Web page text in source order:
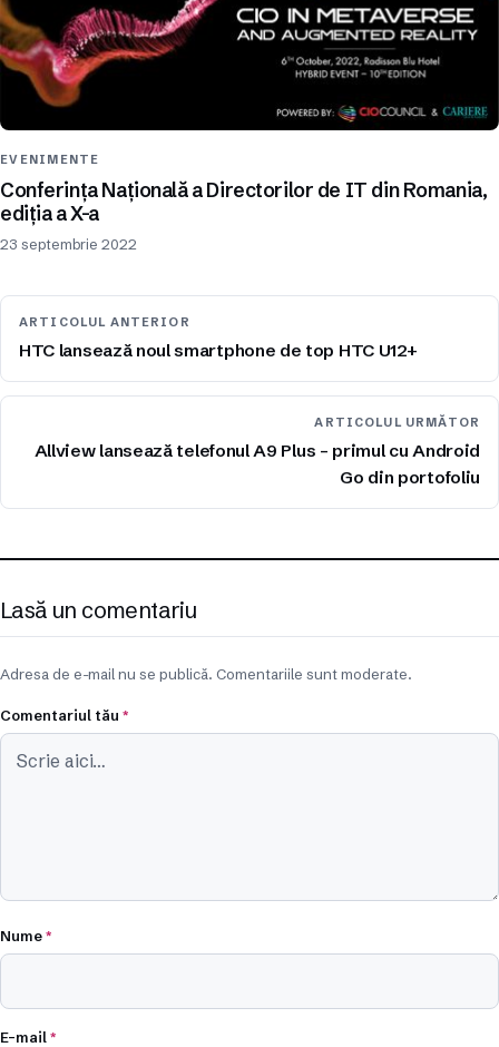
EVENIMENTE
Conferința Națională a Directorilor de IT din Romania,
ediția a X-a
23 septembrie 2022
ARTICOLUL ANTERIOR
HTC lansează noul smartphone de top HTC U12+
ARTICOLUL URMĂTOR
Allview lansează telefonul A9 Plus – primul cu Android
Go din portofoliu
Lasă un comentariu
Adresa de e-mail nu se publică. Comentariile sunt moderate.
Comentariul tău *
Nume*
E-mail*